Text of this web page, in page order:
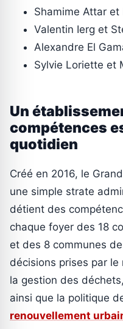
Shamime Attar et
Valentin Ierg et
Alexandre El
Sylvie Loriette et
Un
compétences
quotidien
Créé en 2016, le
une simple strate
détient des
chaque foyer des 18
et des 8 communes
décisions prises par
la gestion des
ainsi que la politique
renouvellement